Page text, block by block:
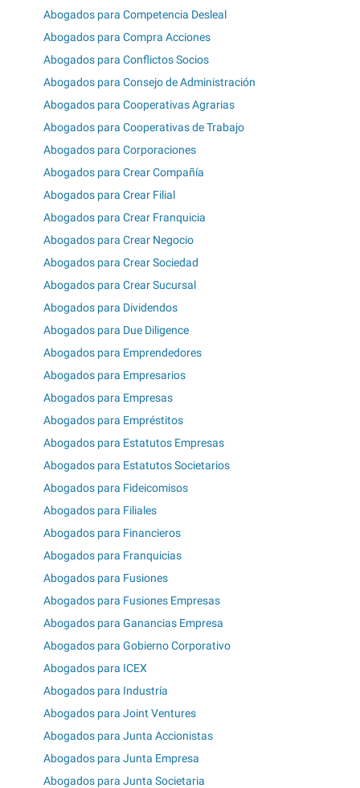
Abogados para Competencia Desleal
Abogados para Compra Acciones
Abogados para Conflictos Socios
Abogados para Consejo de Administración
Abogados para Cooperativas Agrarias
Abogados para Cooperativas de Trabajo
Abogados para Corporaciones
Abogados para Crear Compañía
Abogados para Crear Filial
Abogados para Crear Franquicia
Abogados para Crear Negocio
Abogados para Crear Sociedad
Abogados para Crear Sucursal
Abogados para Dividendos
Abogados para Due Diligence
Abogados para Emprendedores
Abogados para Empresarios
Abogados para Empresas
Abogados para Empréstitos
Abogados para Estatutos Empresas
Abogados para Estatutos Societarios
Abogados para Fideicomisos
Abogados para Filiales
Abogados para Financieros
Abogados para Franquicias
Abogados para Fusiones
Abogados para Fusiones Empresas
Abogados para Ganancias Empresa
Abogados para Gobierno Corporativo
Abogados para ICEX
Abogados para Industría
Abogados para Joint Ventures
Abogados para Junta Accionistas
Abogados para Junta Empresa
Abogados para Junta Societaria